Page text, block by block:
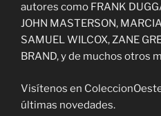
autores como FRANK
JOHN MASTERSON,
SAMUEL WILCOX, ZANE
BRAND, y de muchos otros
Visítenos en
últimas novedades.